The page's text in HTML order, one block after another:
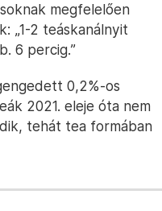
megfelelően
„1-2 teáskanálnyit
6 percig.”
0,2%-os
2021. eleje óta nem
tehát tea formában